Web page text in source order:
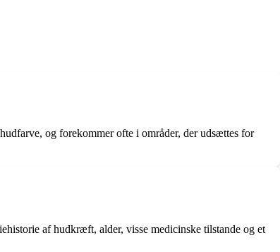
og forekommer ofte i områder, der udsættes for
af hudkræft, alder, visse medicinske tilstande og et